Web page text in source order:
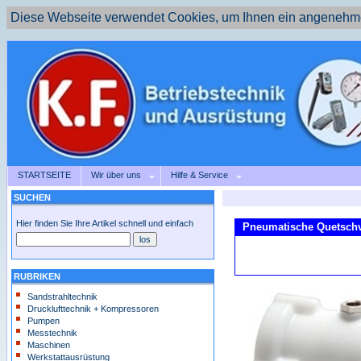
Diese Webseite verwendet Cookies, um Ihnen ein
STARTSEITE Wir über uns Hilfe & Service
SUCHEN
Hier finden Sie Ihre Artikel schnell und einfach
RUBRIKEN
Sandstrahltechnik
Drucklufttechnik + Kompressoren
Pumpen
Messtechnik
Maschinen
Werkstattausrüstung
Pneumatische